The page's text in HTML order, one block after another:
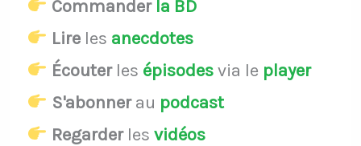
Commander la BD
Lireles anecdotes
Écouterles épisodesvia le player
S'abonnerau podcast
Regarderles vidéos